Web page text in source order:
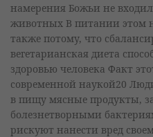
намерения Божьи не
животных В питании этом
также потому, что
вегетарианская диета
здоровью человека Факт
современной наукой20
в пищу мясные продукты,
болезнетворными
рискуют нанести вред